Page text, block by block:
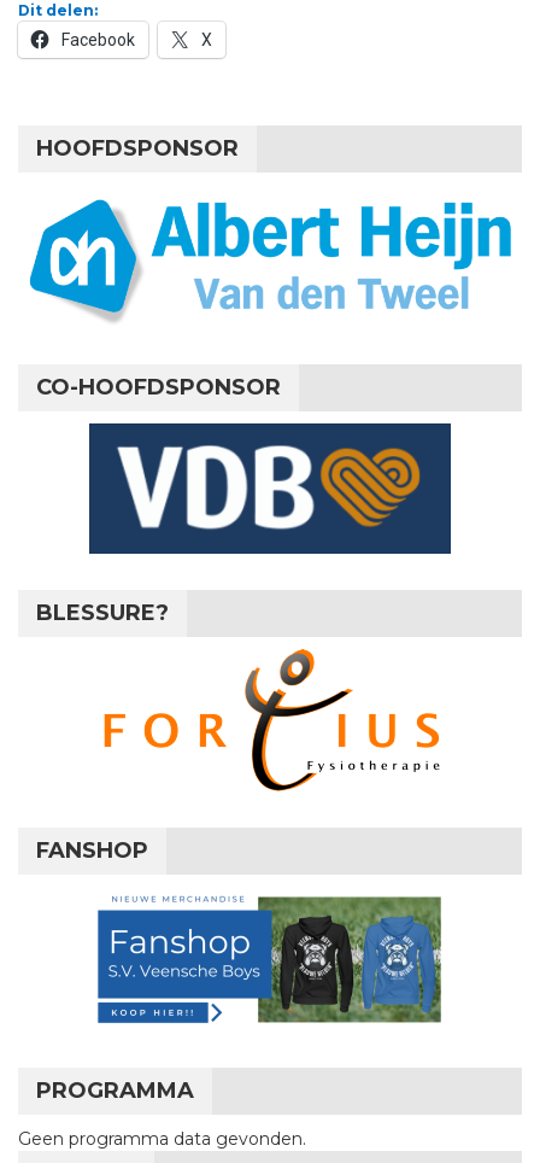
Dit delen:
Facebook X
HOOFDSPONSOR
CO-HOOFDSPONSOR
BLESSURE?
FANSHOP
PROGRAMMA
Geen programma data gevonden.